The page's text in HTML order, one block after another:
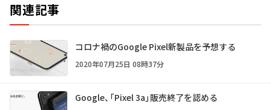
関連記事
コロナ禍のGoogle Pixel新製品を予想する
2020年07月25日 08時37分
Google、「Pixel 3a」販売終了を認める